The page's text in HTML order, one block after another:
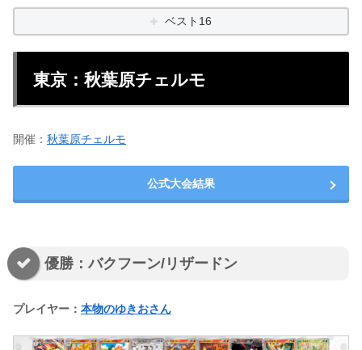
ベスト16
東京：秋葉原チェルモ
開催： 秋葉原チェルモ
公式大会結果
優勝：バクフーン/リザードン
プレイヤー： 本物のゆきおさん